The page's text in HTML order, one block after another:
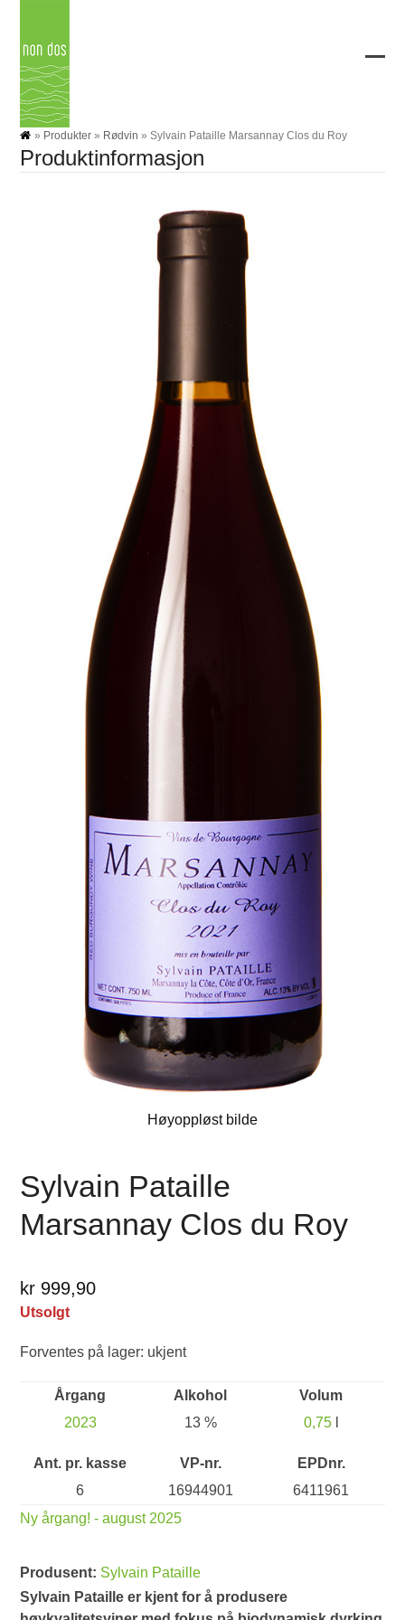
content
» Produkter » Rødvin »Sylvain Pataille Marsannay Clos du Roy
Produktinformasjon
Høyoppløst bilde
Sylvain Pataille
Marsannay Clos du Roy
kr 999,90
Utsolgt
Forventes på lager: ukjent
Årgang
2023
Alkohol
13 %
Volum
0,75l
Ant. pr. kasse
6
VP-nr.
16944901
EPDnr.
6411961
Ny årgang! - august 2025
Produsent: Sylvain Pataille
Sylvain Pataille er kjent for å produsere